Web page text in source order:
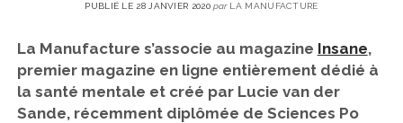
PUBLIÉ LE 28 JANVIER 2020parLA MANUFACTURE
La Manufacture s’associe au magazine Insane,
premier magazine en ligne entièrement dédié à
la santé mentale et créé par Lucie van der
Sande, récemment diplômée de Sciences Po